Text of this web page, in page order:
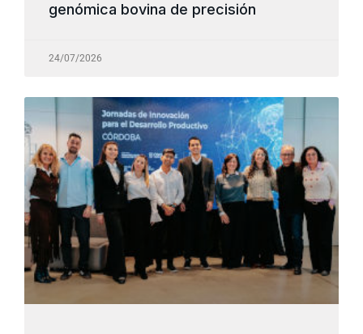
genómica bovina de precisión
24/07/2026